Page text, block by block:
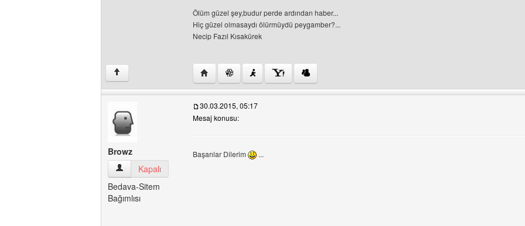
Ölüm güzel şey,budur perde ardından haber...
Hiç güzel olmasaydı ölürmüydü peygamber?...
Necip Fazıl Kısakürek
↑ Yazarın web sitesini ziyaret et: wiboyun
Browz
Browz Kullanıcının profilini görüntüle
Kapalı
Bedava-Sitem
Bağımlısı
30.03.2015, 05:17
Mesaj konusu:
Başarılar Dilerim ...